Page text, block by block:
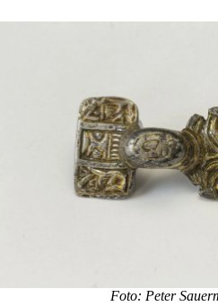
Foto: Peter